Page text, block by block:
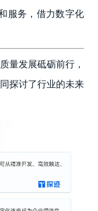
服务，借力数字化
量发展砥砺前行，
探讨了行业的未来